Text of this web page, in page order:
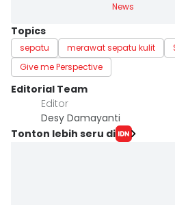
News
Topics
sepatu merawat sepatu kulit
Give me Perspective
Editorial Team
Editor
Desy Damayanti
Tonton lebih seru di